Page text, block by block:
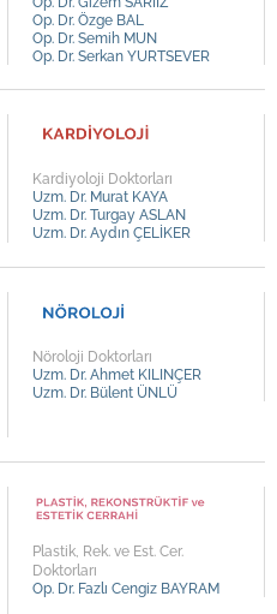
Op. Dr. Özge BAL
Op. Dr. Semih MUN
Op. Dr. Serkan YURTSEVER
Kardiyoloji Doktorları
Uzm. Dr. Murat KAYA
Uzm. Dr. Turgay ASLAN
Uzm. Dr. Aydın ÇELİKER
Nöroloji Doktorları
Uzm. Dr. Ahmet KILINÇER
Uzm. Dr. Bülent ÜNLÜ
Plastik, Rek. ve Est. Cer.
Doktorları
Op. Dr. Fazlı Cengiz BAYRAM